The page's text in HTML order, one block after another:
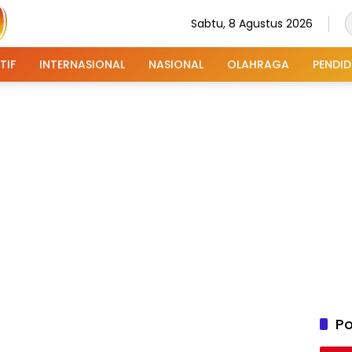
Sabtu, 8 Agustus 2026
INTERNASIONAL NASIONAL OLAHRAGA